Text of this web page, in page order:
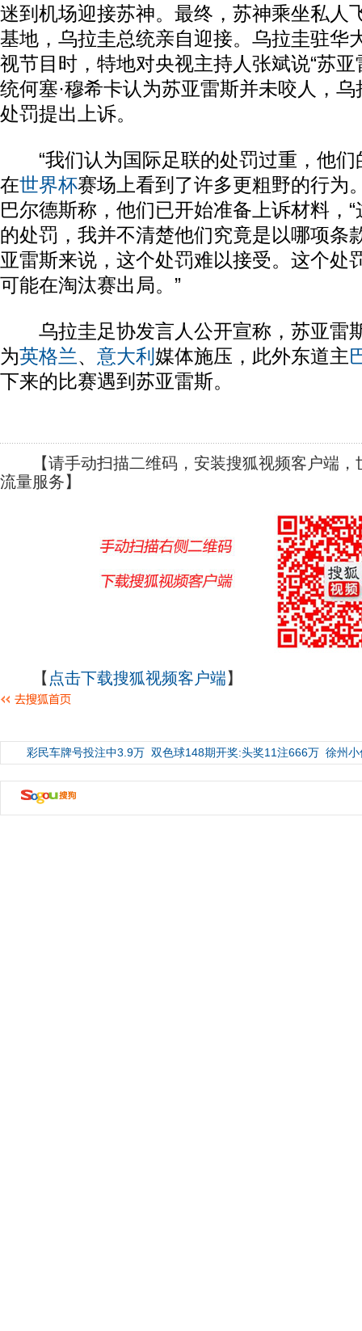
迷到机场迎接苏神。最终，苏神乘坐私人
基地，乌拉圭总统亲自迎接。乌拉圭驻华
视节目时，特地对央视主持人张斌说“苏亚
统何塞·穆希卡认为苏亚雷斯并未咬人，
处罚提出上诉。
“我们认为国际足联的处罚过重，他们
在世界杯赛场上看到了许多更粗野的行为
巴尔德斯称，他们已开始准备上诉材料，
的处罚，我并不清楚他们究竟是以哪项条
亚雷斯来说，这个处罚难以接受。这个处
可能在淘汰赛出局。”
乌拉圭足协发言人公开宣称，苏亚雷
为英格兰、 意大利 媒体施压，此外东道主
下来的比赛遇到苏亚雷斯。
【请手动扫描二维码，安装搜狐视频客户端，
流量服务】
【 点击下载搜狐视频客户端】
彩民车牌号投注中3.9万 双色球148期开奖:头奖11注666万 徐州